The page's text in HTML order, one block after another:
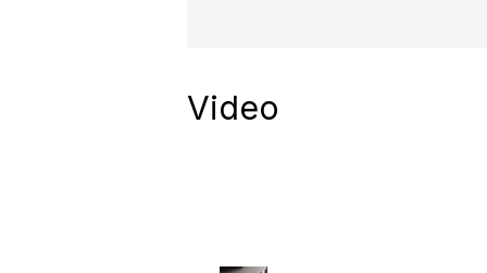
Video